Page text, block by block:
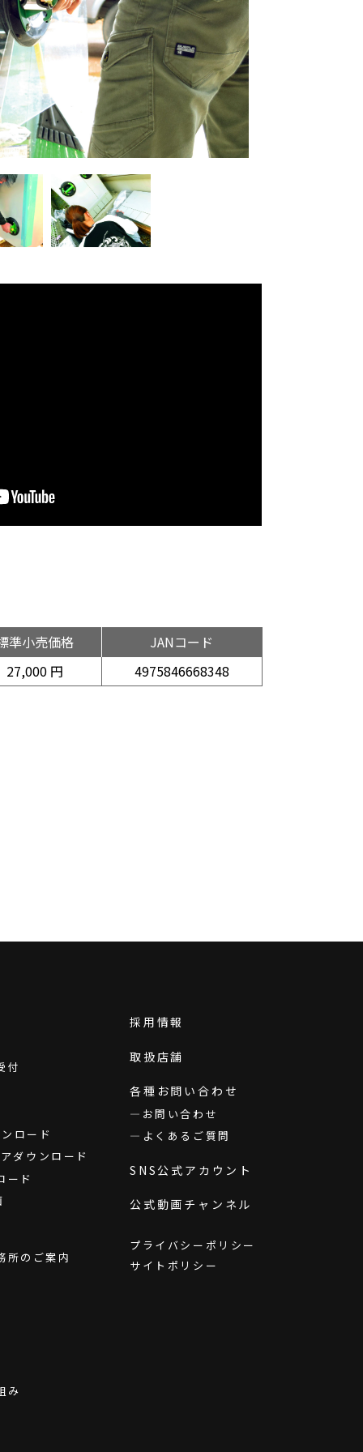
準小売価格
JANコード
27,000 円
4975846668348
付
ロード
ダウンロード
ード
所のご案内
み
採用情報
取扱店舗
各種お問い合わせ
お問い合わせ
よくあるご質問
SNS公式アカウント
公式動画チャンネル
プライバシーポリシー
サイトポリシー